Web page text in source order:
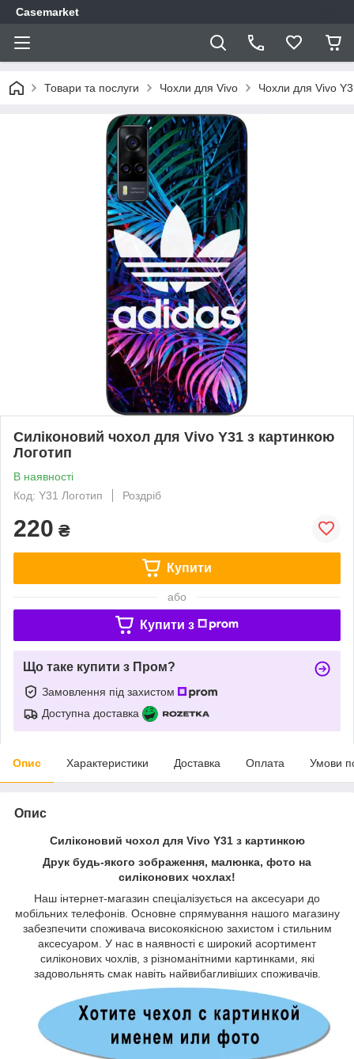
Casemarket
Товари та послуги Чохли для Vivo Чохли для Vivo
Силіконовий чохол для Vivo Y31 з картинкою
Логотип
В наявності
Код: Y31 Логотип
Роздріб
220 ₴
Купити
або
Купити з
Що таке купити з Пром?
Замовлення під захистом
Доступна доставка
Опис Характеристики Доставка Оплата Умови
Опис
Силіконовий чохол для Vivo Y31 з картинкою
Друк будь-якого зображення, малюнка, фото на
силіконових чохлах!
Наш інтернет-магазин спеціалізується на аксесуари до
мобільних телефонів. Основне спрямування нашого магазину
забезпечити споживача високоякісною захистом і стильним
аксесуаром. У нас в наявності є широкий асортимент
силіконових чохлів, з різноманітними картинками, які
задовольнять смак навіть найвибагливіших споживачів.